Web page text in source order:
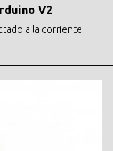
V2
a la corriente